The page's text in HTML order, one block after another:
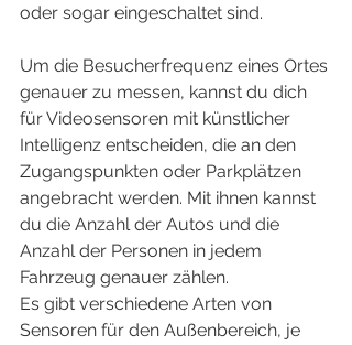
oder sogar eingeschaltet sind.
Um die Besucherfrequenz eines Ortes
genauer zu messen, kannst du dich
für Videosensoren mit künstlicher
Intelligenz entscheiden, die an den
Zugangspunkten oder Parkplätzen
angebracht werden. Mit ihnen kannst
du die Anzahl der Autos und die
Anzahl der Personen in jedem
Fahrzeug genauer zählen.
Es gibt verschiedene Arten von
Sensoren für den Außenbereich, je